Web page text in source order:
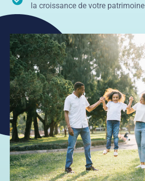
la croissance de votre patrimoine